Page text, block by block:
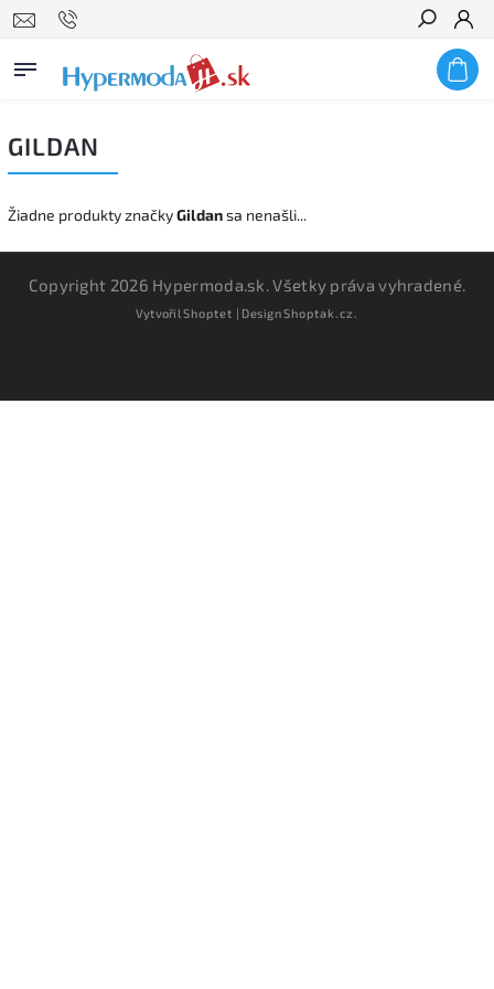
Hľadať
GILDAN
Žiadne produkty značkyGildansa nenašli...
Copyright 2026 Hypermoda.sk. Všetky práva vyhradené.
VytvořilShoptet | DesignShoptak.cz.